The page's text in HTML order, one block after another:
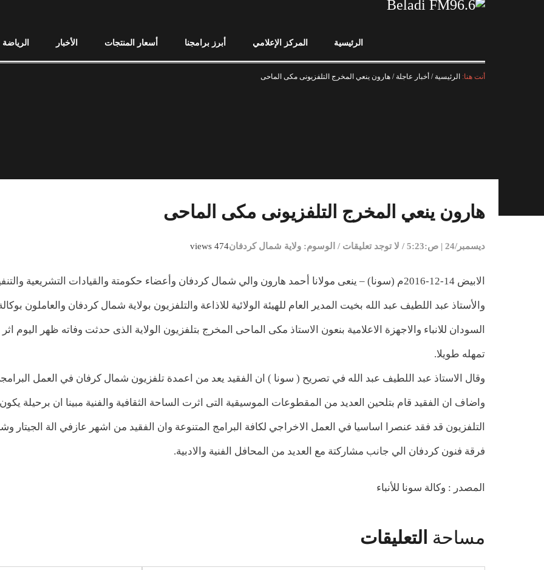
الرئيسية المركز الإعلامي أبرز برامجنا أسعار المنتجات الأخبار الرياضة
أنت هنا: الرئيسية / أخبار عاجلة / هارون ينعي المخرج التلفزيونى مكى الماحى
هارون ينعي المخرج التلفزيونى مكى الماحى
ديسمبر/24 | ص:5:23 / لا توجد تعليقات / الوسوم: ولاية شمال كردفان474 views
الابيض 14-12-2016م (سونا) – ينعى مولانا أحمد هارون والي شمال كردفان وأعضاء حكومتة والقيادات التشريعية
والأستاذ عبد اللطيف عبد الله بخيت المدير العام للهيئة الولائية للاذاعة والتلفزيون بولاية شمال كردفان والعاملون
السودان للانباء والاجهزة الاعلامية بنعون الاستاذ مكى الماحى المخرج بتلفزيون الولاية الذى حدثت وفاته ظهر اليوم
تمهله طويلا.
وقال الاستاذ عبد اللطيف عبد الله في تصريح ( سونا ) ان الفقيد يعد من اعمدة تلفزيون شمال كرفان في العمل
واضاف ان الفقيد قام بتلحين العديد من المقطوعات الموسيقية التى اثرت الساحة الثقافية والفنية مبينا ان برحيلة يكون
التلفزيون قد فقد عنصرا اساسيا في العمل الاخراجي لكافة البرامج المتنوعة وان الفقيد من اشهر عازفي الة الجيتار
فرقة فنون كردفان الي جانب مشاركتة مع العديد من المحافل الفنية والادبية.
المصدر : وكالة سونا للأنباء
مساحة التعليقات